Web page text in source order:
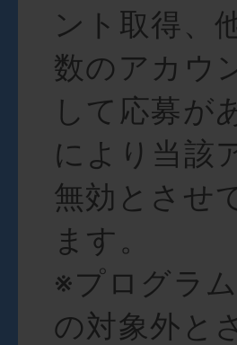
ント取得、
数のアカウ
して応募が
により当該
無効とさせ
ます。
※プログラ
の対象外と